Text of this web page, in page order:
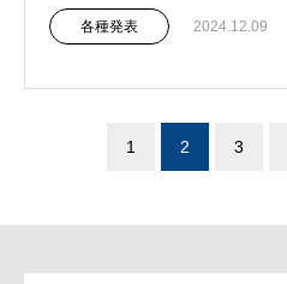
各種発表 2024.12.09
1 2 3